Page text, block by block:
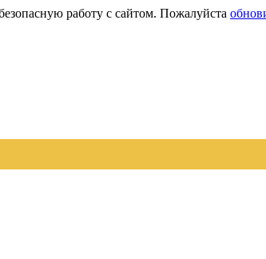
работу с сайтом. Пожалуйста